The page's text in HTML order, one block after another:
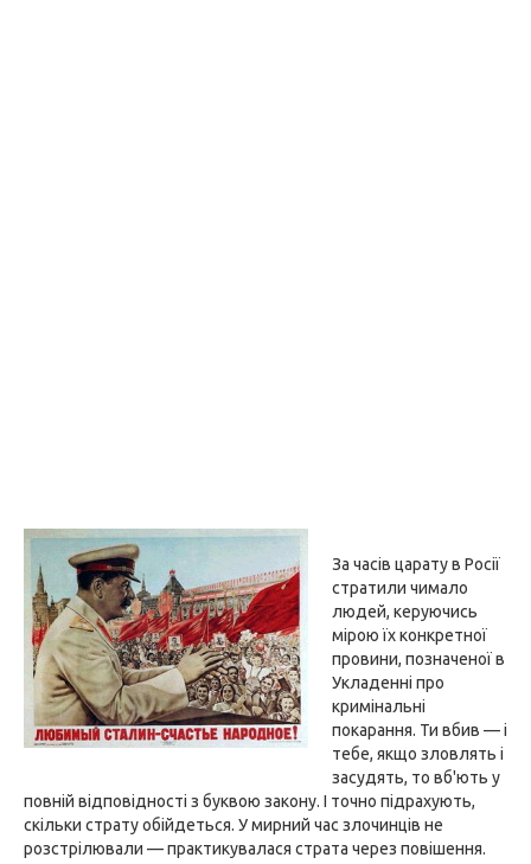
За часів царату в Росії
стратили чимало
людей, керуючись
мірою їх конкретної
провини, позначеної в
Укладенні про
кримінальні
покарання. Ти вбив — і
тебе, якщо зловлять і
засудять, то вб'ють у
повній відповідності з буквою закону. І точно підрахують,
скільки страту обійдеться. У мирний час злочинців не
розстрілювали — практикувалася страта через повішення.